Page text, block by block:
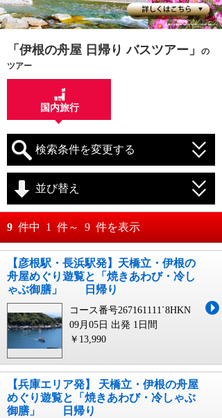
「伊根の舟屋 日帰り バスツアー」
の
ツアー
国内旅行
検索条件を変更する
月 日～
並び替え
おすすめ順
料金が安い順
料金が高い順
9 件中 1 件～ 9 件を表示
【彦根駅・長浜駅発】天橋立・伊根の
舟屋めぐり遊覧と「焼きあわび・冷し
ゃぶ御膳」 日帰り
コース番号267161111`8HKN
09月05日 出発 1日間
￥13,990
【兵庫エリア発】 天橋立・伊根の舟屋
めぐり遊覧と「焼きあわび・冷しゃぶ
御膳」 日帰り